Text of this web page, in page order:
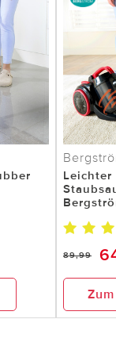
Leichter
89,99